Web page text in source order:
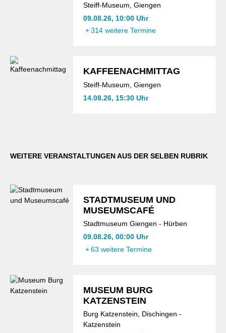
Steiff-Museum, Giengen
09.08.26, 10:00 Uhr
+ 314 weitere Termine
KAFFEENACHMITTAG
Steiff-Museum, Giengen
14.08.26, 15:30 Uhr
WEITERE VERANSTALTUNGEN AUS DER SELBEN RUBRIK
STADTMUSEUM UND
MUSEUMSCAFÉ
Stadtmuseum Giengen - Hürben
09.08.26, 00:00 Uhr
+ 63 weitere Termine
MUSEUM BURG
KATZENSTEIN
Burg Katzenstein, Dischingen -
Katzenstein